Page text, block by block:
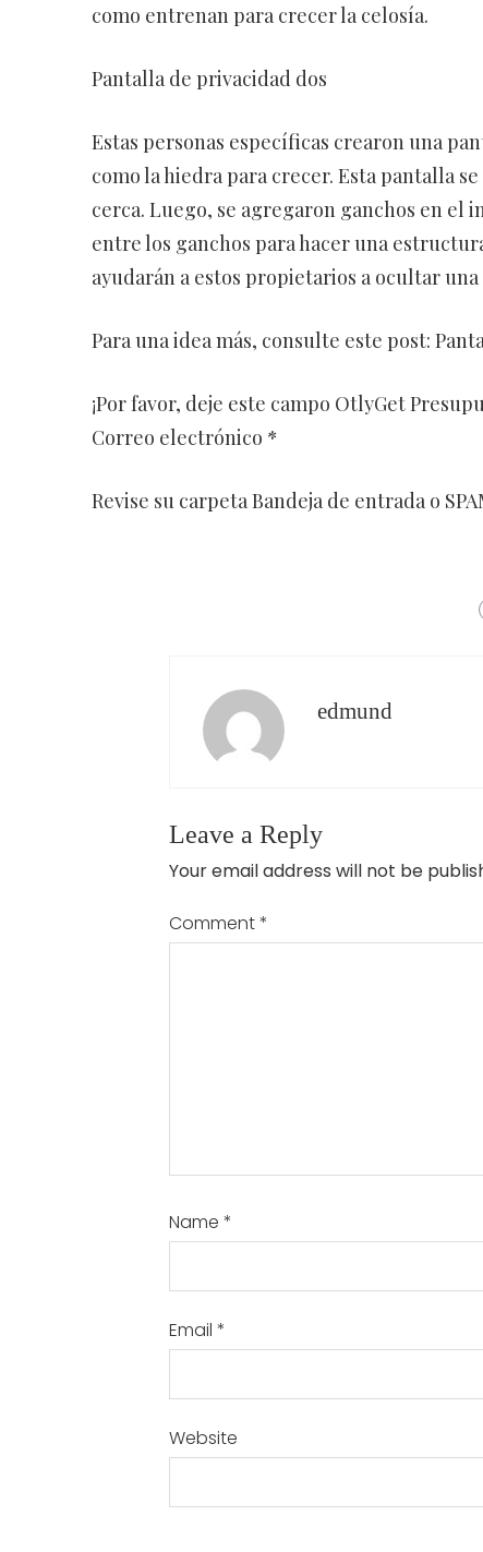
como entrenan para crecer la celosía.
Pantalla de privacidad dos
Estas personas específicas crearon una
como la hiedra para crecer. Esta pantalla
cerca. Luego, se agregaron ganchos en
entre los ganchos para hacer una
ayudarán a estos propietarios a ocultar
Para una idea más, consulte este post:
¡Por favor, deje este campo OtlyGet
Correo electrónico *
Revise su carpeta Bandeja de entrada o
edmund
Leave a Reply
Your email address will not be
Comment*
Name *
Email *
Website